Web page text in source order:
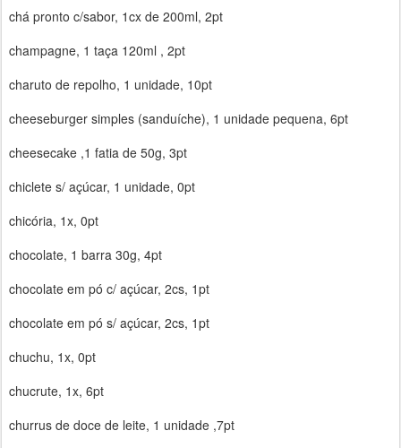
chá pronto c/sabor, 1cx de 200ml, 2pt
champagne, 1 taça 120ml , 2pt
charuto de repolho, 1 unidade, 10pt
cheeseburger simples (sanduíche), 1 unidade pequena, 6pt
cheesecake ,1 fatia de 50g, 3pt
chiclete s/ açúcar, 1 unidade, 0pt
chicória, 1x, 0pt
chocolate, 1 barra 30g, 4pt
chocolate em pó c/ açúcar, 2cs, 1pt
chocolate em pó s/ açúcar, 2cs, 1pt
chuchu, 1x, 0pt
chucrute, 1x, 6pt
churrus de doce de leite, 1 unidade ,7pt